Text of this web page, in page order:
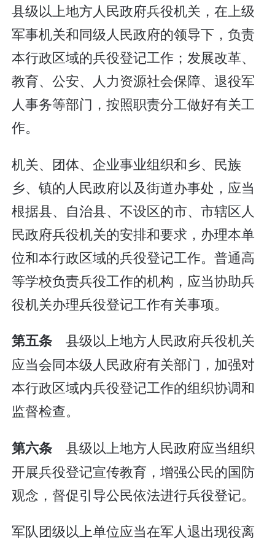
县级以上地方人民政府兵役机关，在上级
军事机关和同级人民政府的领导下，负责
本行政区域的兵役登记工作；发展改革、
教育、公安、人力资源社会保障、退役军
人事务等部门，按照职责分工做好有关工
作。
机关、团体、企业事业组织和乡、民族
乡、镇的人民政府以及街道办事处，应当
根据县、自治县、不设区的市、市辖区人
民政府兵役机关的安排和要求，办理本单
位和本行政区域的兵役登记工作。普通高
等学校负责兵役工作的机构，应当协助兵
役机关办理兵役登记工作有关事项。
第五条县级以上地方人民政府兵役机关
应当会同本级人民政府有关部门，加强对
本行政区域内兵役登记工作的组织协调和
监督检查。
第六条县级以上地方人民政府应当组织
开展兵役登记宣传教育，增强公民的国防
观念，督促引导公民依法进行兵役登记。
军队团级以上单位应当在军人退出现役离